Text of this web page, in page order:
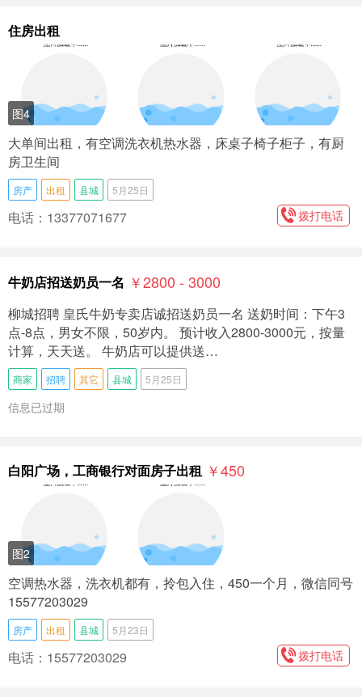
住房出租
图4
大单间出租，有空调洗衣机热水器，床桌子椅子柜子，有厨
房卫生间
房产 出租 县城 5月25日
电话：13377071677 拨打电话
牛奶店招送奶员一名 ￥2800 - 3000
柳城招聘 皇氏牛奶专卖店诚招送奶员一名 送奶时间：下午3
点-8点，男女不限，50岁内。 预计收入2800-3000元，按量
计算，天天送。 牛奶店可以提供送…
商家 招聘 其它 县城 5月25日
信息已过期
白阳广场，工商银行对面房子出租 ￥450
图2
空调热水器，洗衣机都有，拎包入住，450一个月，微信同号
15577203029
房产 出租 县城 5月23日
电话：15577203029 拨打电话